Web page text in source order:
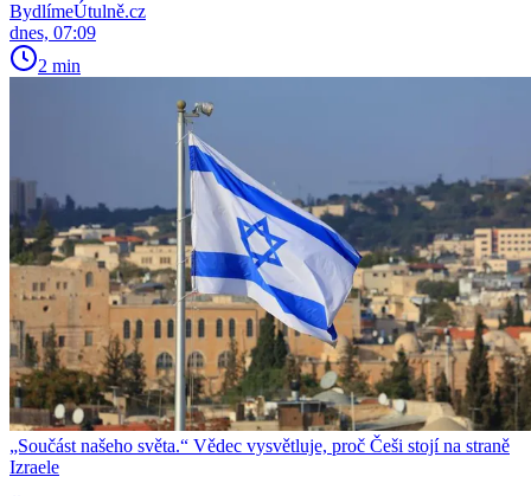
BydlímeÚtulně.cz
dnes, 07:09
2 min
„Součást našeho světa.“ Vědec vysvětluje, proč Češi stojí na straně
Izraele